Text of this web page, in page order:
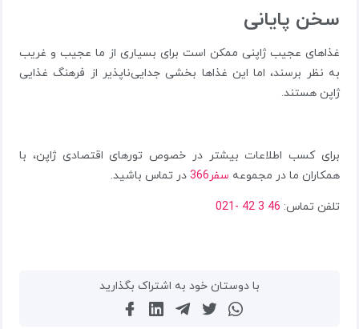
سخن پایانی
غذاهای عجیب ژاپنی ممکن است برای بسیاری از ما عجیب و غریب
به نظر برسند، اما این غذاها بخشی جدایی‌ناپذیر از فرهنگ غذایی
ژاپن هستند.
برای کسب اطلاعات بیشتر در خصوص تورهای اقتصادی ژاپن، با
همکاران ما در مجموعه سفر366 در تماس باشید.
تلفن تماس: 46 3 42 -021
با دوستان خود به اشتراک بگذارید